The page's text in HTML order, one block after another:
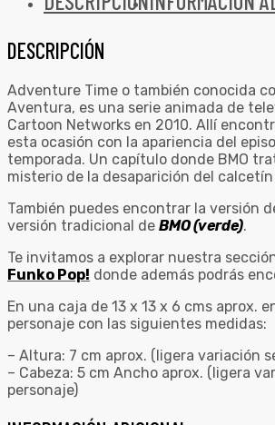
DESCRIPCIÓN
Adventure Time o también conocida
Aventura, es una serie animada de
Cartoon Networks en 2010. Allí
esta ocasión con la apariencia del
temporada. Un capítulo donde BMO
misterio de la desaparición del calcetín
También puedes encontrar la versión
versión tradicional de BMO (verde).
Te invitamos a explorar nuestra
Funko Pop! donde además podrás
En una caja de 13 x 13 x 6 cms aprox.
personaje con las siguientes medidas:
– Altura: 7 cm aprox. (ligera variación
– Cabeza: 5 cm Ancho aprox. (ligera
personaje)